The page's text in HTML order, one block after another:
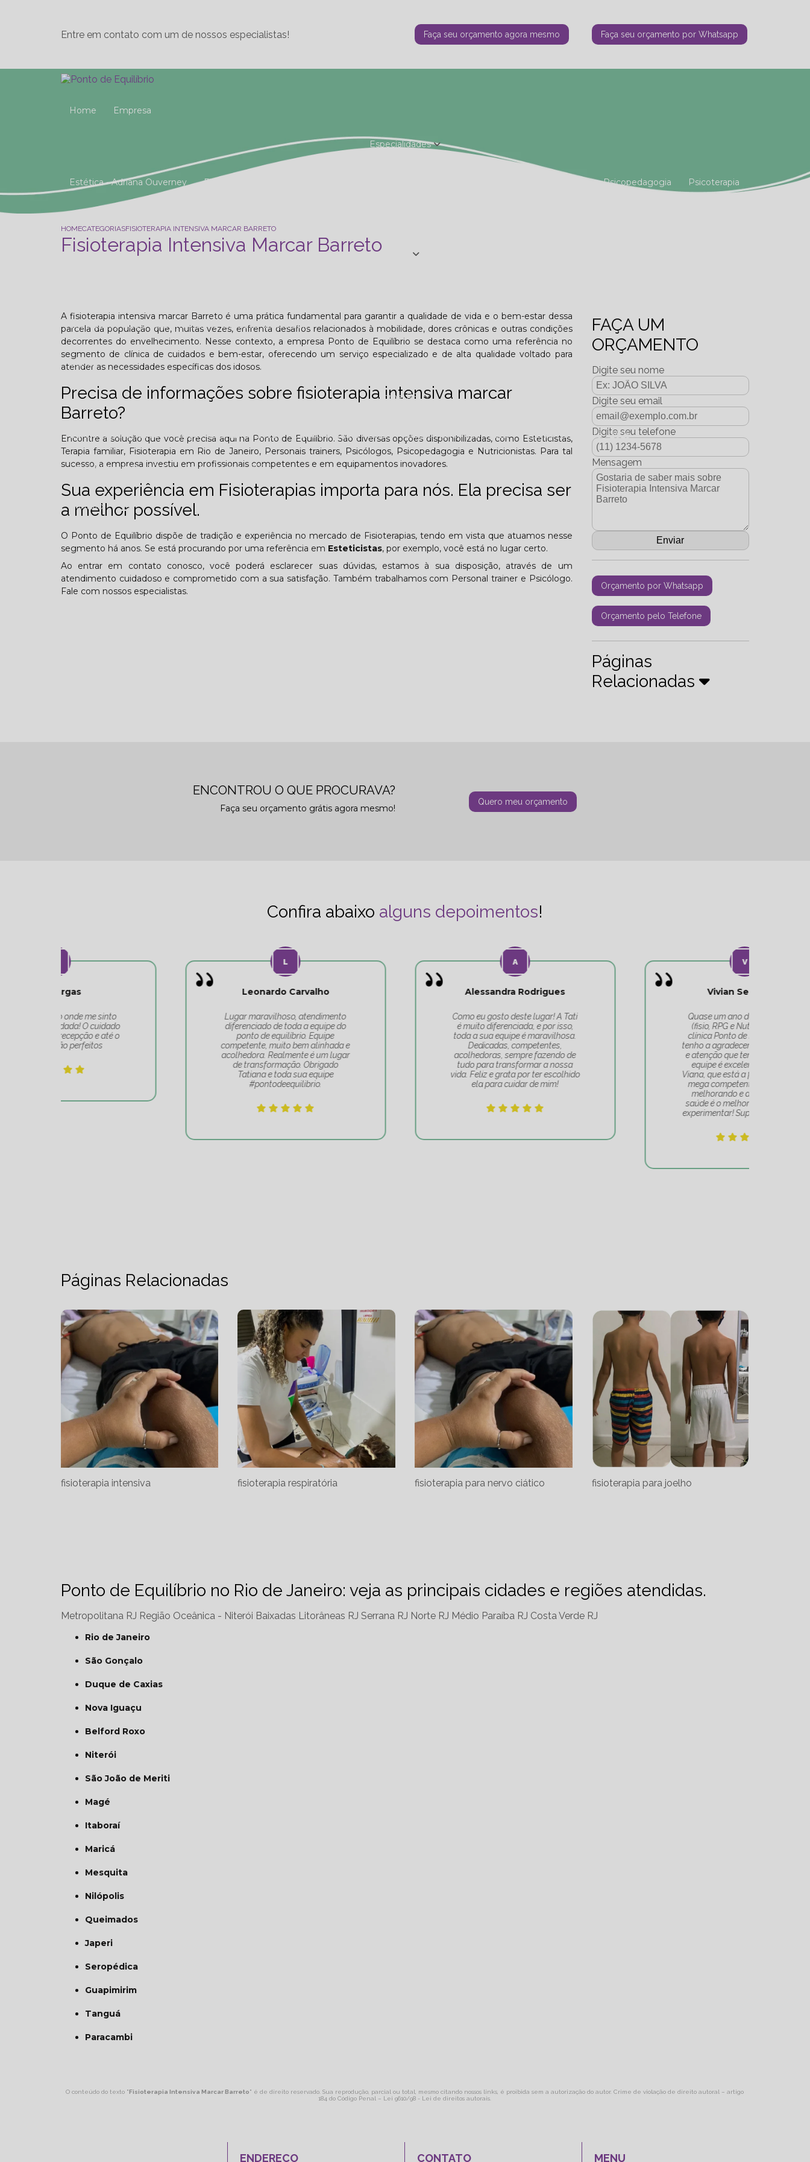
Entre em contato com um de nossos especialistas! Faça seu orçamento agora mesmo Faça seu orçamento por Whatsapp
Home Empresa
Especialidades
Estética - Adriana Ouverney Fisioterapia Psicopedagogia Psicoterapia
Você sabe o que é TOD (Transtorno opositivo desafiador)?
Galeria
Jornal PE
Edição Agosto - 2025 Edição Setembro - 2025 Edição Outubro - 2025 Edição Novembro - 2025 Edição Dezembro - 2025
Edição Fevereiro - 2026 Edição Março - 2026
Contato
HOMECATEGORIASFISIOTERAPIA INTENSIVA MARCAR BARRETO
Fisioterapia Intensiva Marcar Barreto
A fisioterapia intensiva marcar Barreto é uma prática fundamental para garantir a qualidade de vida e o bem-estar dessa
parcela da população que, muitas vezes, enfrenta desafios relacionados à mobilidade, dores crônicas e outras condições
decorrentes do envelhecimento. Nesse contexto, a empresa Ponto de Equilíbrio se destaca como uma referência no
segmento de clínica de cuidados e bem-estar, oferecendo um serviço especializado e de alta qualidade voltado para
atender as necessidades específicas dos idosos.
Precisa de informações sobre fisioterapia intensiva marcar
Barreto?
Encontre a solução que você precisa aqui na Ponto de Equilíbrio. São diversas opções disponibilizadas, como Esteticistas,
Terapia familiar, Fisioterapia em Rio de Janeiro, Personais trainers, Psicólogos, Psicopedagogia e Nutricionistas. Para tal
sucesso, a empresa investiu em profissionais competentes e em equipamentos inovadores.
Sua experiência em Fisioterapias importa para nós. Ela precisa ser
a melhor possível.
O Ponto de Equilíbrio dispõe de tradição e experiência no mercado de Fisioterapias, tendo em vista que atuamos nesse
segmento há anos. Se está procurando por uma referência em Esteticistas, por exemplo, você está no lugar certo.
Ao entrar em contato conosco, você poderá esclarecer suas dúvidas, estamos à sua disposição, através de um
atendimento cuidadoso e comprometido com a sua satisfação. Também trabalhamos com Personal trainer e Psicólogo.
Fale com nossos especialistas.
FAÇA UM
ORÇAMENTO
Digite seu nome
Digite seu email
Digite seu telefone
Mensagem
Orçamento por Whatsapp
Orçamento pelo Telefone
Páginas
Relacionadas
ENCONTROU O QUE PROCURAVA?
Faça seu orçamento grátis agora mesmo!
Quero meu orçamento
Confira abaixo alguns depoimentos!
Lugar maravilhoso, atendimento
diferenciado de toda a equipe do
competente, muito bem alinhada e
acolhedora. Realmente é um lugar
Como eu gosto deste lugar! A Tati
é muito diferenciada, e por isso,
toda a sua equipe é maravilhosa.
acolhedoras, sempre fazendo de
tudo para transformar a nossa
vida. Feliz e grata por ter escolhido
Quase um ano de tratamentos
clínica Ponto de Equilíbrio, e só
tenho a agradecer todo o cuidado
e atenção que tenho recebido. A
Viana, que está a frente de tudo, é
saúde é o melhor caminho, deve
experimentar! Super recomendo!!!
Páginas Relacionadas
fisioterapia intensiva fisioterapia respiratória fisioterapia para nervo ciático fisioterapia para joelho
Ponto de Equilíbrio no Rio de Janeiro: veja as principais cidades e regiões atendidas.
Metropolitana RJ Região Oceânica - Niterói Baixadas Litorâneas RJ Serrana RJ Norte RJ Médio Paraíba RJ Costa Verde RJ
Rio de Janeiro
São Gonçalo
Duque de Caxias
Nova Iguaçu
Belford Roxo
Niterói
São João de Meriti
Magé
Itaboraí
Maricá
Mesquita
Nilópolis
Queimados
Japeri
Seropédica
Guapimirim
Tanguá
Paracambi
O conteúdo do texto "Fisioterapia Intensiva Marcar Barreto" é de direito reservado. Sua reprodução, parcial ou total, mesmo citando nossos links, é proibida sem a autorização do autor. Crime de violação de direito autoral – artigo
184 do Código Penal – Lei 9610/98 - Lei de direitos autorais
ENDEREÇO CONTATO MENU